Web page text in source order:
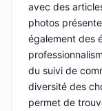
avec des
photos
également des
du suivi de
diversité des
permet de